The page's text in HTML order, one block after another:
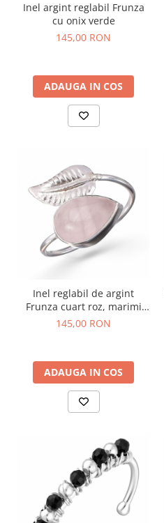
Inel argint reglabil Frunza
cu onix verde
145,00 RON
ADAUGA IN COS
Inel reglabil de argint
Frunza cuart roz, marimi
53-60
145,00 RON
ADAUGA IN COS